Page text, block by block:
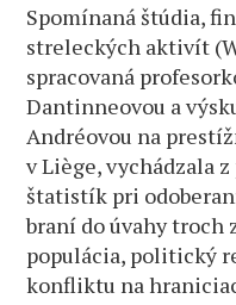
Spomínaná štúdia,
streleckých aktivít
spracovaná
Dantinneovou a
Andréovou na
v Liège, vychádzala
štatistík pri
braní do úvahy troch
populácia, politický
konfliktu na